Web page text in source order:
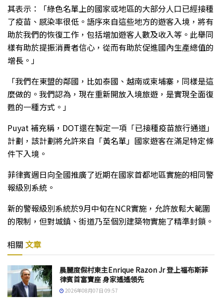
其表示：「綠色名單上的國家或地區的大部分人口已經接種
了疫苗、感染率很低。語序來自這些地方的遊客入境，將有
助於我們的恢復工作，包括增加遊客人數及收入等。此舉同
樣有助於提振消費者信心，從而有助於促進國內生產總值的
增長。」
「我們在東盟的鄰國，比如泰國、越南或柬埔寨，同樣是這
麼做的。我們認為，現在重新開放入境旅遊，是實現全面復
甦的一種方式。」
Puyat 補充稱，DOT還在製定一項「已接種疫苗旅行通道」
計劃，該計劃將允許來自「黃名單」國家遊客在滿足特定條
件下入境。
菲律賓週日向全國推廣了近期在國家首都地區實施的相同警
報級別系統。
新的警報級別系統於9月中旬在NCR實施，允許放鬆大範圍
的限制，但對城鎮、街道乃至個別建築物實施了精準封鎖。
相關 文章
晨麗度假村東主Enrique Razon Jr 登上福布斯菲
律賓首富寶座 身家遙遙領先
2026年08月07日 09:57